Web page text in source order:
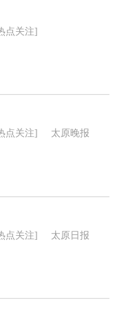
点关注]
点关注] 太原晚报
点关注] 太原日报